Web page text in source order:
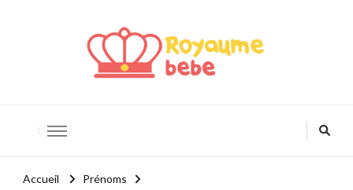
Accueil
Prénoms